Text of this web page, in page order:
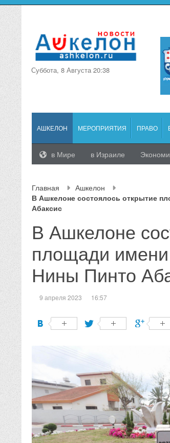
Суббота, 8 Августа 20:38
АШКЕЛОН МЕРОПРИЯТИЯ ПРАВО
в Мире в Израиле
Главная
Ашкелон
В Ашкелоне состоялось открытие
Абаксис
В Ашкелоне
площади имени
Нины Пинто
9 апреля 2023 16:57